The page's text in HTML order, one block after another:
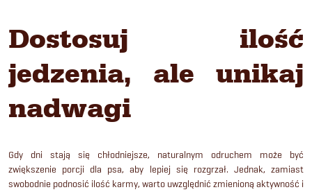
Dostosuj ilość
jedzenia, ale unikaj
nadwagi
Gdy dni stają się chłodniejsze, naturalnym odruchem może być
zwiększenie porcji dla psa, aby lepiej się rozgrzał. Jednak, zamiast
swobodnie podnosić ilość karmy, warto uwzględnić zmienioną aktywność i